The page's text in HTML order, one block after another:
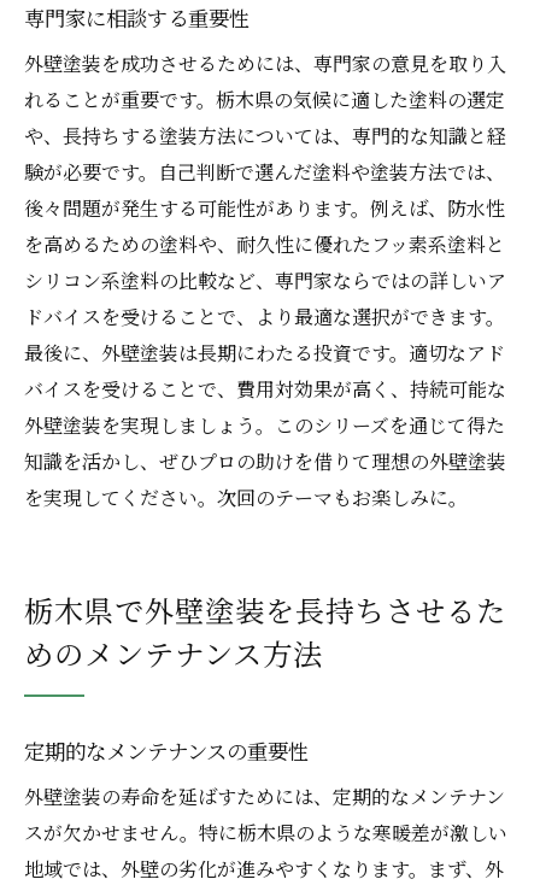
専門家に相談する重要性
外壁塗装を成功させるためには、専門家の意見を取り入
れることが重要です。栃木県の気候に適した塗料の選定
や、長持ちする塗装方法については、専門的な知識と経
験が必要です。自己判断で選んだ塗料や塗装方法では、
後々問題が発生する可能性があります。例えば、防水性
を高めるための塗料や、耐久性に優れたフッ素系塗料と
シリコン系塗料の比較など、専門家ならではの詳しいア
ドバイスを受けることで、より最適な選択ができます。
最後に、外壁塗装は長期にわたる投資です。適切なアド
バイスを受けることで、費用対効果が高く、持続可能な
外壁塗装を実現しましょう。このシリーズを通じて得た
知識を活かし、ぜひプロの助けを借りて理想の外壁塗装
を実現してください。次回のテーマもお楽しみに。
栃木県で外壁塗装を長持ちさせるた
めのメンテナンス方法
定期的なメンテナンスの重要性
外壁塗装の寿命を延ばすためには、定期的なメンテナン
スが欠かせません。特に栃木県のような寒暖差が激しい
地域では、外壁の劣化が進みやすくなります。まず、外